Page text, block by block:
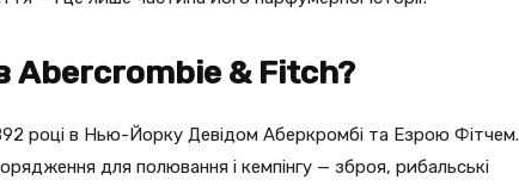
Abercrombie & Fitch?
році в Нью-Йорку Девідом Аберкромбі та Езрою Фітчем.
для полювання і кемпінгу — зброя, рибальські